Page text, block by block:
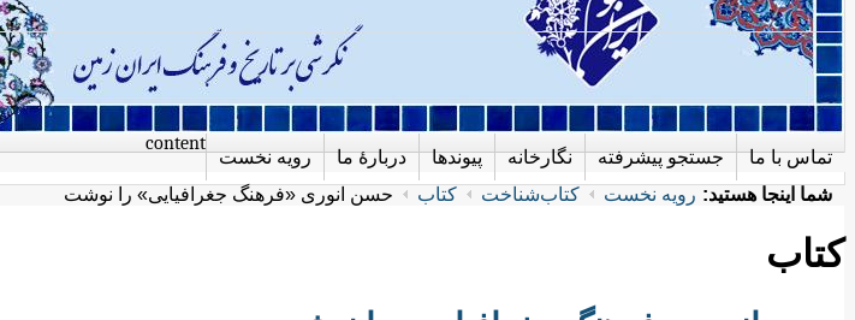
رویه نخست دربارهٔ ما پیوندها نگارخانه جستجو پیشرفته تماس با ما
content
شما اینجا هستید: رویه نخست کتاب‌شناخت کتاب‌ حسن انوری «فرهنگ جغرافیایی» را نوشت
کتاب‌